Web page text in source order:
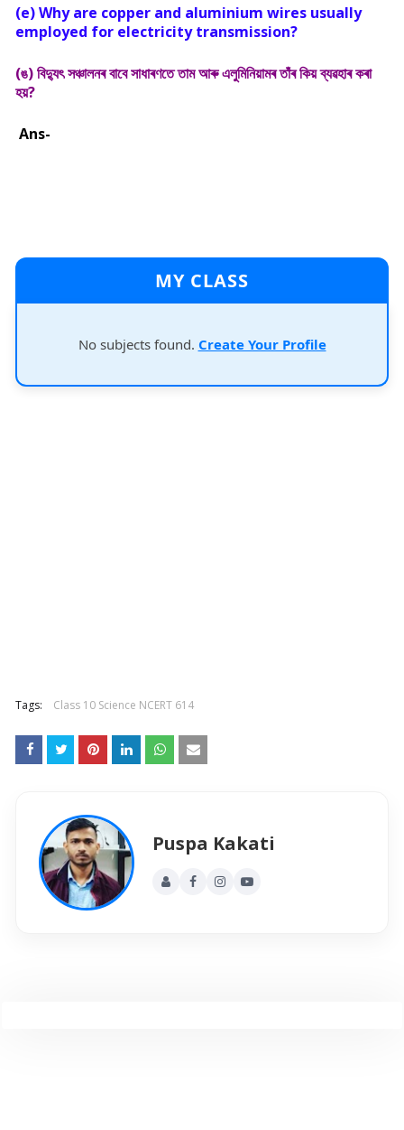
(e) Why are copper and aluminium wires usually
employed for electricity transmission?
(ঙ) বিদ্যুৎ সঞ্চালনৰ বাবে সাধাৰণতে তাম আৰু এলুমিনিয়ামৰ তাঁৰ কিয় ব্যৱহাৰ কৰা
হয়?
Ans-
MY CLASS
No subjects found. Create Your Profile
Tags: Class 10 Science NCERT 614
Puspa Kakati